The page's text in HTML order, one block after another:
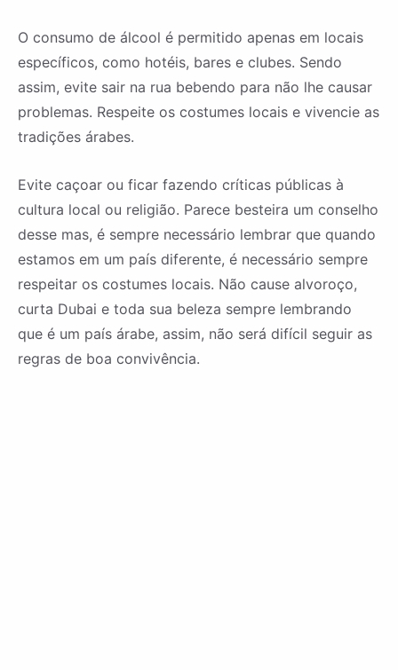
O consumo de álcool é permitido apenas em locais
específicos, como hotéis, bares e clubes. Sendo
assim, evite sair na rua bebendo para não lhe causar
problemas. Respeite os costumes locais e vivencie as
tradições árabes.
Evite caçoar ou ficar fazendo críticas públicas à
cultura local ou religião. Parece besteira um conselho
desse mas, é sempre necessário lembrar que quando
estamos em um país diferente, é necessário sempre
respeitar os costumes locais. Não cause alvoroço,
curta Dubai e toda sua beleza sempre lembrando
que é um país árabe, assim, não será difícil seguir as
regras de boa convivência.